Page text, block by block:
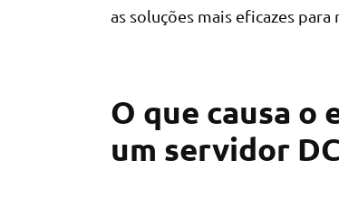
as soluções mais eficazes
O que causa o
um servidor